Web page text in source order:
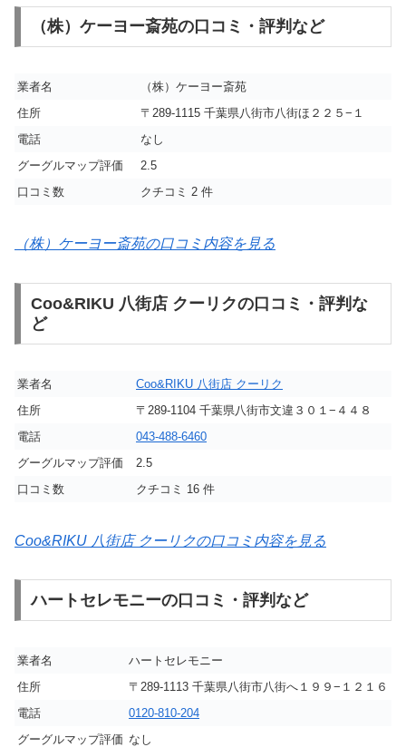
（株）ケーヨー斎苑の口コミ・評判など
業者名
（株）ケーヨー斎苑
住所
〒289-1115 千葉県八街市八街ほ２２５−１
電話
なし
グーグルマップ評価
2.5
口コミ数
クチコミ 2 件
（株）ケーヨー斎苑の口コミ内容を見る
Coo&RIKU 八街店 クーリクの口コミ・評判な
ど
業者名
Coo&RIKU 八街店 クーリク
住所
〒289-1104 千葉県八街市文違３０１−４４８
電話
043-488-6460
グーグルマップ評価
2.5
口コミ数
クチコミ 16 件
Coo&RIKU 八街店 クーリクの口コミ内容を見る
ハートセレモニーの口コミ・評判など
業者名
ハートセレモニー
住所
〒289-1113 千葉県八街市八街へ１９９−１２１６
電話
0120-810-204
グーグルマップ評価 なし